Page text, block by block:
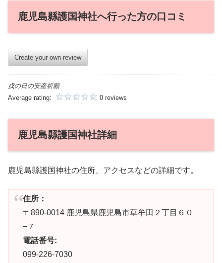
鹿児島縣護国神社へ行った方の口コミ
Create your own review
戌の日の安産祈願
Average rating:
0 reviews
鹿児島縣護国神社詳細
鹿児島縣護国神社の住所、アクセスなどの詳細です。
住所：
〒890-0014 鹿児島県鹿児島市草牟田２丁目６０
−７
電話番号:
099-226-7030